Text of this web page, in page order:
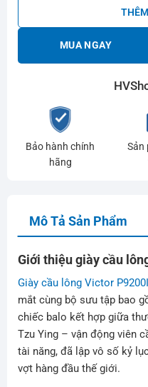
MUA NGAY
Bảo hành chính
hãng
Sản
Mô Tả Sản Phẩm
Giới thiệu giày cầu
Giày cầu lông Victor
mắt cùng bộ sưu tập bao
chiếc balo kết hợp giữa
Tzu Ying – vận động viên
tài năng, đã lập vô số kỷ
vợt hàng đầu thế giới.